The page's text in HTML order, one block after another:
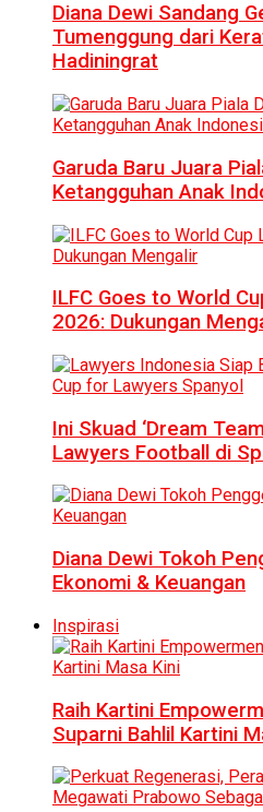
Diana Dewi Sandang
Tumenggung dari
Hadiningrat
Garuda Baru Juara
Ketangguhan Anak
ILFC Goes to World
2026: Dukungan
Ini Skuad ‘Dream
Lawyers Football di
Diana Dewi Tokoh
Ekonomi & Keuangan
Inspirasi
Raih Kartini
Suparni Bahlil Kartini